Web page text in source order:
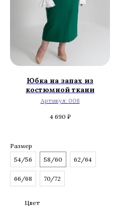
Юбка на запах из
костюмной ткани
Артикул: 008
4 690 ₽
Размер
54/56
58/60 62/64
66/68 70/72
Цвет